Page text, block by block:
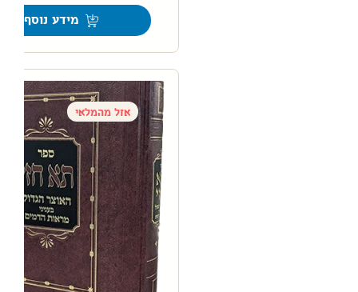
מידע נוסף
אזל מהמלאי